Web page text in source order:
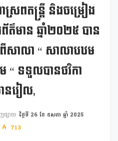
ស្រពតន្ត្រី និងចម្រៀង
ព័ត៌មាន ឆ្នាំ២០២៥ បាន
សាលា “ សាលាបឋម
“ ទទួលបានថវិកា
នរៀល,
ផ្សាយ ថ្ងៃទី 26 ខែ ឧសភា ឆ្នាំ 2025
713